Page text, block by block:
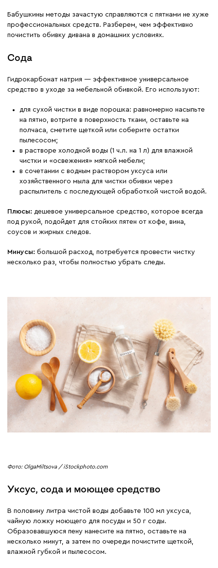
Бабушкины методы зачастую справляются с пятнами не хуже
профессиональных средств. Разберем, чем эффективно
почистить обивку дивана в домашних условиях.
Сода
Гидрокарбонат натрия — эффективное универсальное
средство в уходе за мебельной обивкой. Его используют:
для сухой чистки в виде порошка: равномерно насыпьте
на пятно, вотрите в поверхность ткани, оставьте на
полчаса, сметите щеткой или соберите остатки
пылесосом;
в растворе холодной воды (1 ч.л. на 1 л) для влажной
чистки и «освежения» мягкой мебели;
в сочетании с водным раствором уксуса или
хозяйственного мыла для чистки обивки через
распылитель с последующей обработкой чистой водой.
Плюсы: дешевое универсальное средство, которое всегда
под рукой, подойдет для стойких пятен от кофе, вина,
соусов и жирных следов.
Минусы: большой расход, потребуется провести чистку
несколько раз, чтобы полностью убрать следы.
Фото: OlgaMiltsova / iStockphoto.com
Уксус, сода и моющее средство
В половину литра чистой воды добавьте 100 мл уксуса,
чайную ложку моющего для посуды и 50 г соды.
Образовавшуюся пену нанесите на пятно, оставьте на
несколько минут, а затем по очереди почистите щеткой,
влажной губкой и пылесосом.